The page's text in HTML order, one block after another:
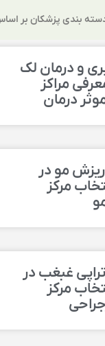
بندی پزشکان بر
و درمان لک
مراکز
درمان
مو در
مرکز
غبغب در
مرکز